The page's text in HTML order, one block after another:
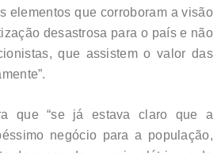
elementos que corroboram a visão
desastrosa para o país e não
que assistem o valor das
que “se já estava claro que a
negócio para a população,